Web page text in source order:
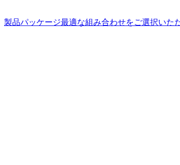
製品パッケージ最適な組み合わせをご選択いた